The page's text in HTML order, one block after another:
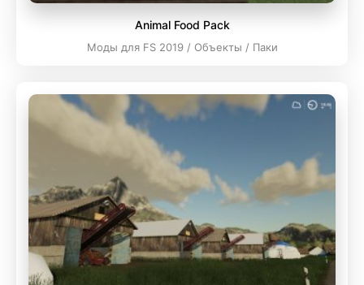
Animal Food Pack
Моды для FS 2019 / Объекты / Паки